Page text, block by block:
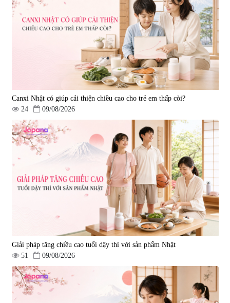
Canxi Nhật có giúp cải thiện chiều cao cho trẻ em thấp còi?
24
09/08/2026
Giải pháp tăng chiều cao tuổi dậy thì với sản phẩm Nhật
51
09/08/2026